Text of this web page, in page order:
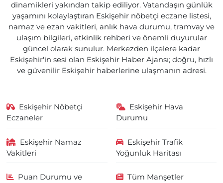
dinamikleri yakından takip ediliyor. Vatandaşın günlük
yaşamını kolaylaştıran Eskişehir nöbetçi eczane listesi,
namaz ve ezan vakitleri, anlık hava durumu, tramvay ve
ulaşım bilgileri, etkinlik rehberi ve önemli duyurular
güncel olarak sunulur. Merkezden ilçelere kadar
Eskişehir'in sesi olan Eskişehir Haber Ajansı; doğru, hızlı
ve güvenilir Eskişehir haberlerine ulaşmanın adresi.
Eskişehir Nöbetçi
Eczaneler
Eskişehir Hava
Durumu
Eskişehir Namaz
Vakitleri
Eskişehir Trafik
Yoğunluk Haritası
Puan Durumu ve
Tüm Manşetler